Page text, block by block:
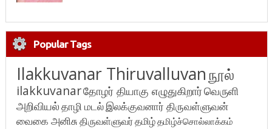
Popular Tags
Ilakkuvanar Thiruvalluvanநூல்
ilakkuvanarதோழர் தியாகு எழுதுகிறார்வெருளி
அறிவியல்தாழி மடல்இலக்குவனார் திருவள்ளுவன்
வைகை அனிசுதிருவள்ளுவர்தமிழ்தமிழ்ச்சொல்லாக்கம்